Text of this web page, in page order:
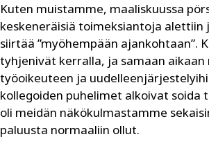
Kuten muistamme, maaliskuussa
keskeneräisiä toimeksiantoja alettiin
siirtää ”myöhempään ajankohtaan”.
tyhjenivät kerralla, ja samaan aikaan
työoikeuteen ja
kollegoiden puhelimet alkoivat soida
oli meidän näkökulmastamme
paluusta normaaliin ollut.